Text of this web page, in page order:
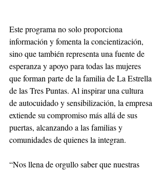
Este programa no solo proporciona
información y fomenta la concientización,
sino que también representa una fuente de
esperanza y apoyo para todas las mujeres
que forman parte de la familia de La Estrella
de las Tres Puntas. Al inspirar una cultura
de autocuidado y sensibilización, la empresa
extiende su compromiso más allá de sus
puertas, alcanzando a las familias y
comunidades de quienes la integran.
“Nos llena de orgullo saber que nuestras